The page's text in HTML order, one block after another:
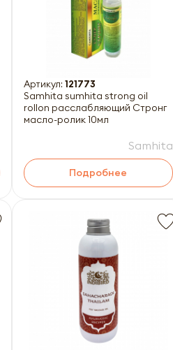
Артикул: 121773
Samhita sumhita strong oil
rollon расслабляющий Стронг
масло-ролик 10мл
Samhita
Подробнее